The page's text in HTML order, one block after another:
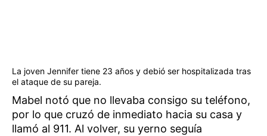
La joven Jennifer tiene 23 años y debió ser hospitalizada tras
el ataque de su pareja.
Mabel notó que no llevaba consigo su teléfono,
por lo que cruzó de inmediato hacia su casa y
llamó al 911. Al volver, su yerno seguía